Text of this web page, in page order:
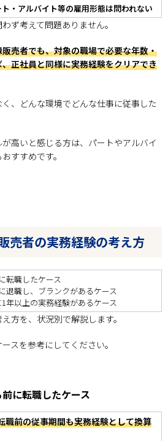
・アルバイト等の雇用形態は問われない
ず考えて問題ありません。
売者でも、対象の職場で必要な年数・
正社員と同様に実務経験をクリアでき
、どんな環境でどんな仕事に従事した
高いと感じる方は、パートやアルバイ
すすめです。
売者の実務経験の考え方
転職したケース
退職し、ブランクがあるケース
年以上の実務経験があるケース
方を、状況別で解説します。
スを参考にしてください。
に転職したケース
職前の従事期間も実務経験として換算